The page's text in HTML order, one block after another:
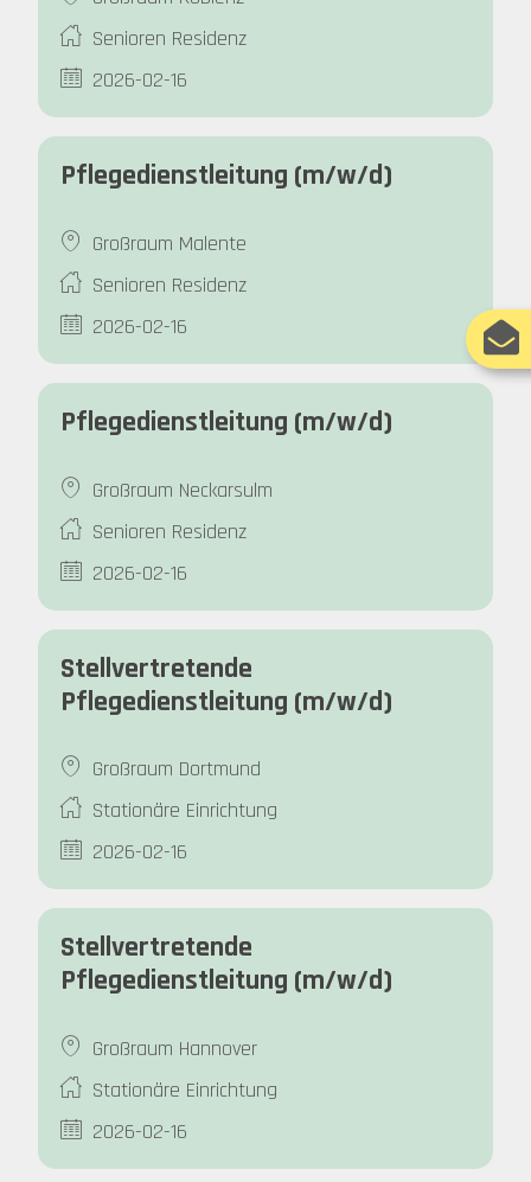
Senioren Residenz
2026-02-16
Pflegedienstleitung (m/w/d)
Großraum Malente
Senioren Residenz
2026-02-16
Pflegedienstleitung (m/w/d)
Großraum Neckarsulm
Senioren Residenz
2026-02-16
Stellvertretende
Pflegedienstleitung (m/w/d)
Großraum Dortmund
Stationäre Einrichtung
2026-02-16
Stellvertretende
Pflegedienstleitung (m/w/d)
Großraum Hannover
Stationäre Einrichtung
2026-02-16